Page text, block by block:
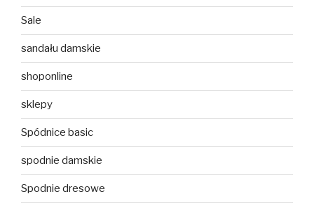
Sale
sandału damskie
shoponline
sklepy
Spódnice basic
spodnie damskie
Spodnie dresowe